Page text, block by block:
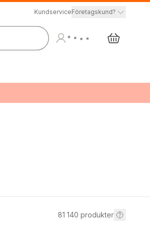
KundserviceFöretagskund?
81 140 produkter